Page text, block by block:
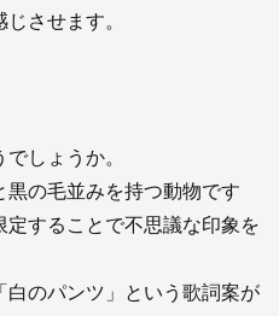
させます。
しょうか。
の毛並みを持つ動物です
することで不思議な印象を
のパンツ」という歌詞案が